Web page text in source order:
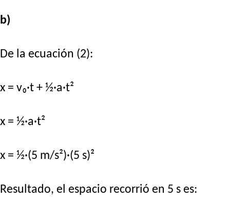
b)
De la ecuación (2):
x = v₀·t + ½·a·t²
x = ½·a·t²
x = ½·(5 m/s²)·(5 s)²
Resultado, el espacio recorrió en 5 s es: